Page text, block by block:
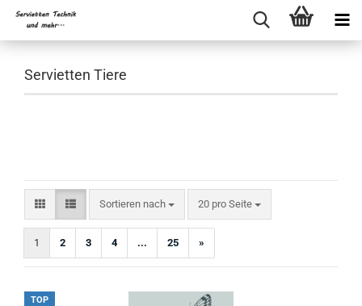
Servietten Tiere
Sortieren nach
Sortieren nach 20 pro Seite
pro Seite
1 2 3 4 ... 25 »
TOP